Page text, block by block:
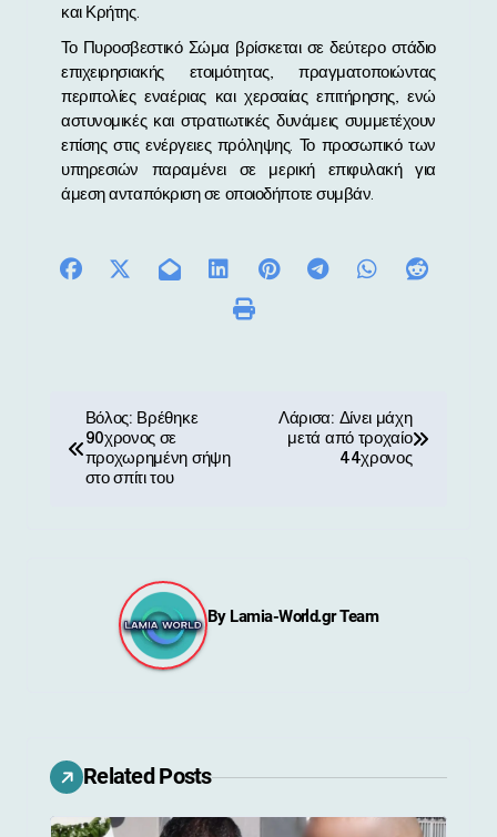
και Κρήτης.
Το Πυροσβεστικό Σώμα βρίσκεται σε δεύτερο στάδιο
επιχειρησιακής ετοιμότητας, πραγματοποιώντας
περιπολίες εναέριας και χερσαίας επιτήρησης, ενώ
αστυνομικές και στρατιωτικές δυνάμεις συμμετέχουν
επίσης στις ενέργειες πρόληψης. Το προσωπικό των
υπηρεσιών παραμένει σε μερική επιφυλακή για
άμεση ανταπόκριση σε οποιοδήποτε συμβάν.
ά
ρ
Βόλος: Βρέθηκε
90χρονος σε
προχωρημένη σήψη
στο σπίτι του
Λάρισα: Δίνει μάχη
μετά από τροχαίο
44χρονος
By Lamia-World.gr Team
Related Posts